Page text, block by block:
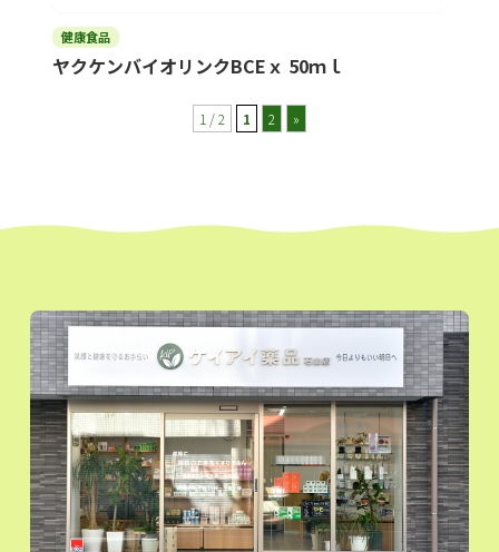
健康食品
ヤクケンバイオリンクBCEｘ 50ｍｌ
1 / 2 1 2 »